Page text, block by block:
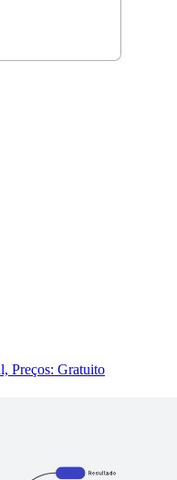
Preços: Gratuito